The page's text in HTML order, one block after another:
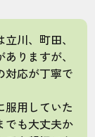
川、町田、
りますが、
対応が丁寧で
服用していた
でも大丈夫か